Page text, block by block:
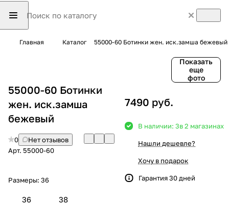
Главная Каталог 55000-60 Ботинки жен. иск.замша бежевый
Показать
еще
фото
55000-60 Ботинки
жен. иск.замша
бежевый
0
Нет отзывов
Арт. 55000-60
Размеры: 36
36 38
7490 руб.
В наличии: 3в 2 магазинах
Нашли дешевле?
Хочу в подарок
Гарантия 30 дней